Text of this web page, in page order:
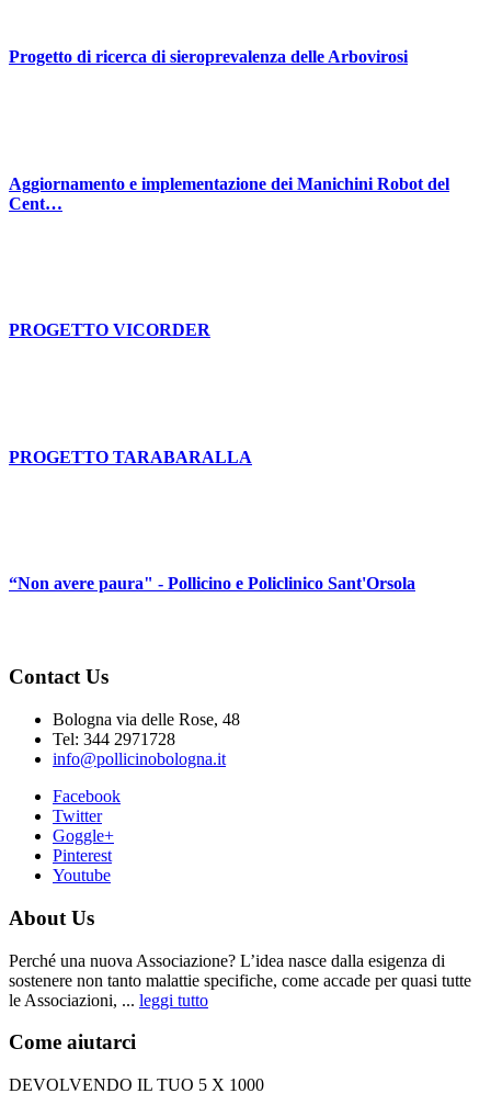
Progetto di ricerca di sieroprevalenza delle Arbovirosi
Aggiornamento e implementazione dei Manichini Robot del
Cent…
PROGETTO VICORDER
PROGETTO TARABARALLA
“Non avere paura" - Pollicino e Policlinico Sant'Orsola
Contact Us
Bologna via delle Rose, 48
Tel: 344 2971728
info@pollicinobologna.it
Facebook
Twitter
Goggle+
Pinterest
Youtube
About Us
Perché una nuova Associazione? L’idea nasce dalla esigenza di
sostenere non tanto malattie specifiche, come accade per quasi tutte
le Associazioni, ... leggi tutto
Come aiutarci
DEVOLVENDO IL TUO 5 X 1000